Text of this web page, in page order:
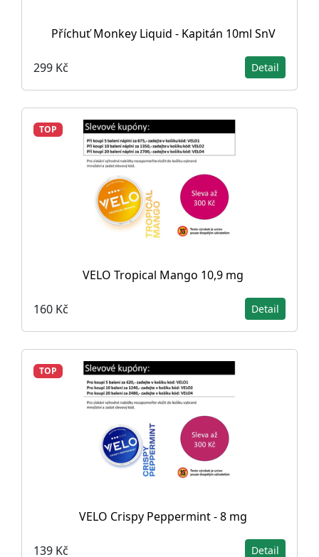
Příchuť Monkey Liquid - Kapitán 10ml SnV
299 Kč Detail
TOP
VELO Tropical Mango 10,9 mg
160 Kč Detail
TOP
VELO Crispy Peppermint - 8 mg
139 Kč Detail